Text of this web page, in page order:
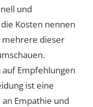
und
Kosten nennen
mehrere dieser
Empfehlungen
ist eine
Empathie und